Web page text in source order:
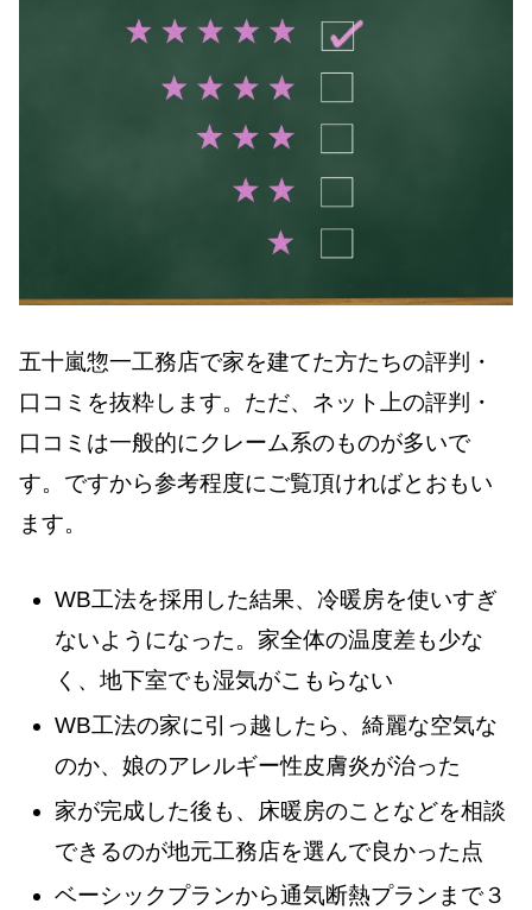
五十嵐惣一工務店で家を建てた方たちの評判・
口コミを抜粋します。ただ、ネット上の評判・
口コミは一般的にクレーム系のものが多いで
す。ですから参考程度にご覧頂ければとおもい
ます。
WB工法を採用した結果、冷暖房を使いすぎ
ないようになった。家全体の温度差も少な
く、地下室でも湿気がこもらない
WB工法の家に引っ越したら、綺麗な空気な
のか、娘のアレルギー性皮膚炎が治った
家が完成した後も、床暖房のことなどを相談
できるのが地元工務店を選んで良かった点
ベーシックプランから通気断熱プランまで３